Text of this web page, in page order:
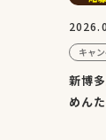
キャ
新博
めん